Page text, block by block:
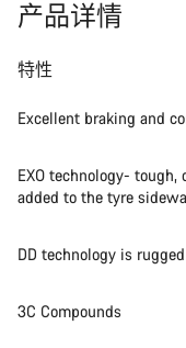
产品详情
特性
Excellent braking and
EXO technology-
added to the tyre
DD technology is
3C Compounds